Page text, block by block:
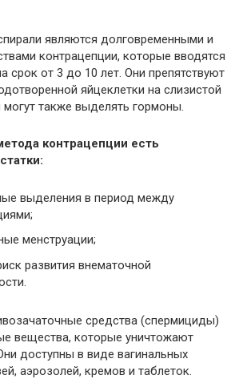
являются долговременными и
контрацепции, которые вводятся
срок от 3 до 10 лет. Они препятствуют
яйцеклетки на слизистой
также выделять гормоны.
контрацепции есть
выделения в период между
менструации;
развития внематочной
средства (спермициды)
вещества, которые уничтожают
доступны в виде вагинальных
аэрозолей, кремов и таблеток.